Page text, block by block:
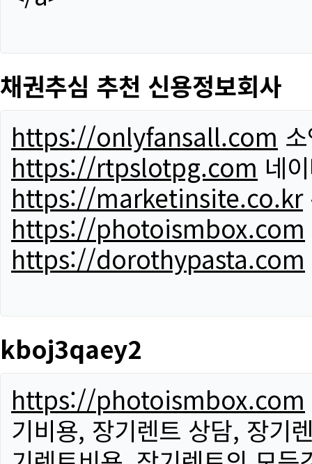
채권추심 추천 신용정보회사
https://onlyfansall.com
https://rtpslotpg.com 네
https://marketinsite.co.kr
https://photoismbox.com
https://dorothypasta.com
kboj3qaey2
https://photoismbox.com
기비용, 장기렌트 상담, 장기